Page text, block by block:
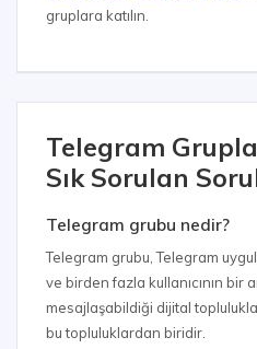
gruplara katılın.
Telegram
Sık Sorulan
Telegram grubu nedir?
Telegram grubu, Telegram
ve birden fazla kullanıcının bir
mesajlaşabildiği dijital
bu topluluklardan biridir.